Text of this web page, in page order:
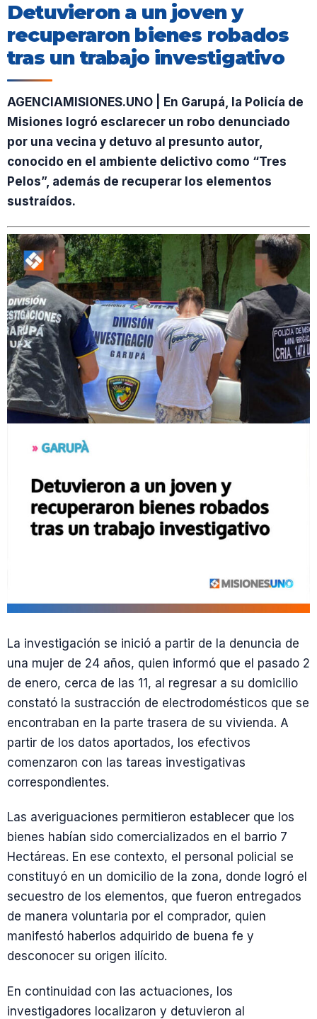
Detuvieron a un joven y
recuperaron bienes robados
tras un trabajo investigativo
AGENCIAMISIONES.UNO | En Garupá, la Policía de
Misiones logró esclarecer un robo denunciado
por una vecina y detuvo al presunto autor,
conocido en el ambiente delictivo como “Tres
Pelos”, además de recuperar los elementos
sustraídos.
La investigación se inició a partir de la denuncia de
una mujer de 24 años, quien informó que el pasado 2
de enero, cerca de las 11, al regresar a su domicilio
constató la sustracción de electrodomésticos que se
encontraban en la parte trasera de su vivienda. A
partir de los datos aportados, los efectivos
comenzaron con las tareas investigativas
correspondientes.
Las averiguaciones permitieron establecer que los
bienes habían sido comercializados en el barrio 7
Hectáreas. En ese contexto, el personal policial se
constituyó en un domicilio de la zona, donde logró el
secuestro de los elementos, que fueron entregados
de manera voluntaria por el comprador, quien
manifestó haberlos adquirido de buena fe y
desconocer su origen ilícito.
En continuidad con las actuaciones, los
investigadores localizaron y detuvieron al